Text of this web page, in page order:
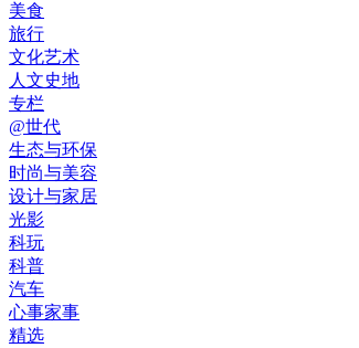
美食
旅行
文化艺术
人文史地
专栏
@世代
生态与环保
时尚与美容
设计与家居
光影
科玩
科普
汽车
心事家事
精选